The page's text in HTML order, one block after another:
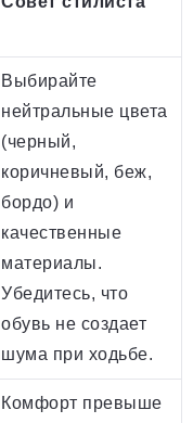
Выбирайте
нейтральные цвета
(черный,
коричневый, беж,
бордо) и
качественные
материалы.
Убедитесь, что
обувь не создает
шума при ходьбе.
Комфорт превыше